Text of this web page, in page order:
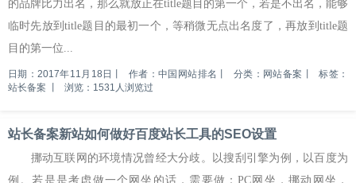
的品牌比力出名，那么就放正在title题目的第一个，若是不出名，能够
临时先放到title题目的最初一个，等稍微无点出名度了，再放到title题
目的第一位...
日期：2017年11月18日 作者：中国网站排名 分类：网站备案
标签：
站长备案
浏览：1531人浏览过
站长备案新站如何做好百度站长工具的SEO设置
挪动互联网的环境情况曾经大分歧。以搜刮引擎为例，以百度为
例。若是是考虑做一个网坐的话，需要做：PC网坐，挪动网坐，